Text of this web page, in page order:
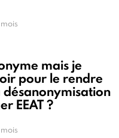
mais je
pour le rendre
EEAT ?